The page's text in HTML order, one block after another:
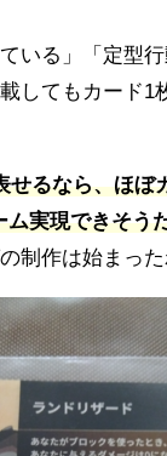
いる」「定型
してもカード1
せるなら、ほぼ
実現できそう
制作は始まった